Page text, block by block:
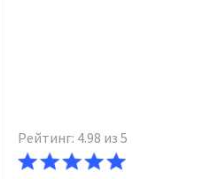
Рейтинг: 4.98 из 5